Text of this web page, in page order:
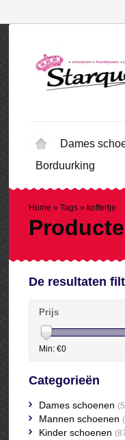
Dames
Borduurking
Home » Tags » koffertje
De resultaten
Prijs
Min: €0
Categorieën
Dames schoenen
Mannen schoenen
Kinder schoenen